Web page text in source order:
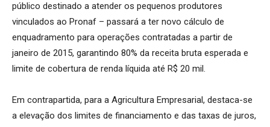
público destinado a atender os pequenos produtores
vinculados ao Pronaf – passará a ter novo cálculo de
enquadramento para operações contratadas a partir de
janeiro de 2015, garantindo 80% da receita bruta esperada e
limite de cobertura de renda líquida até R$ 20 mil.
Em contrapartida, para a Agricultura Empresarial, destaca-se
a elevação dos limites de financiamento e das taxas de juros,